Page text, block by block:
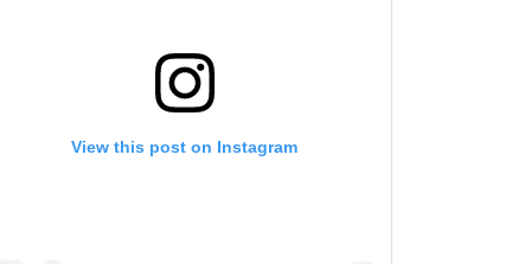
View this post on Instagram